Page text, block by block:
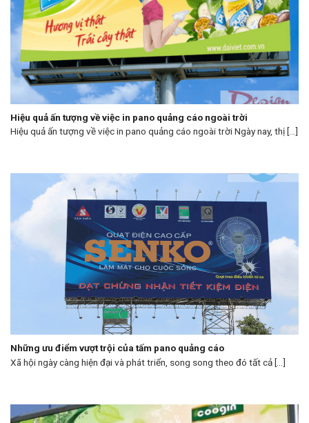
Hiệu quả ấn tượng về việc in pano quảng cáo ngoài trời
Hiệu quả ấn tượng về việc in pano quảng cáo ngoài trời Ngày nay, thị [...]
Những ưu điểm vượt trội của tấm pano quảng cáo
Xã hội ngày càng hiện đại và phát triển, song song theo đó tất cả [...]